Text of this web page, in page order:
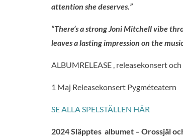
attention she deserves.”
”There’s a strong Joni Mitchell vibe
leaves a lasting impression on the
ALBUMRELEASE , releasekonsert
1 Maj Releasekonsert Pygméteatern
SE ALLA SPELSTÄLLEN HÄR
2024 Släpptes albumet – Orossjäl